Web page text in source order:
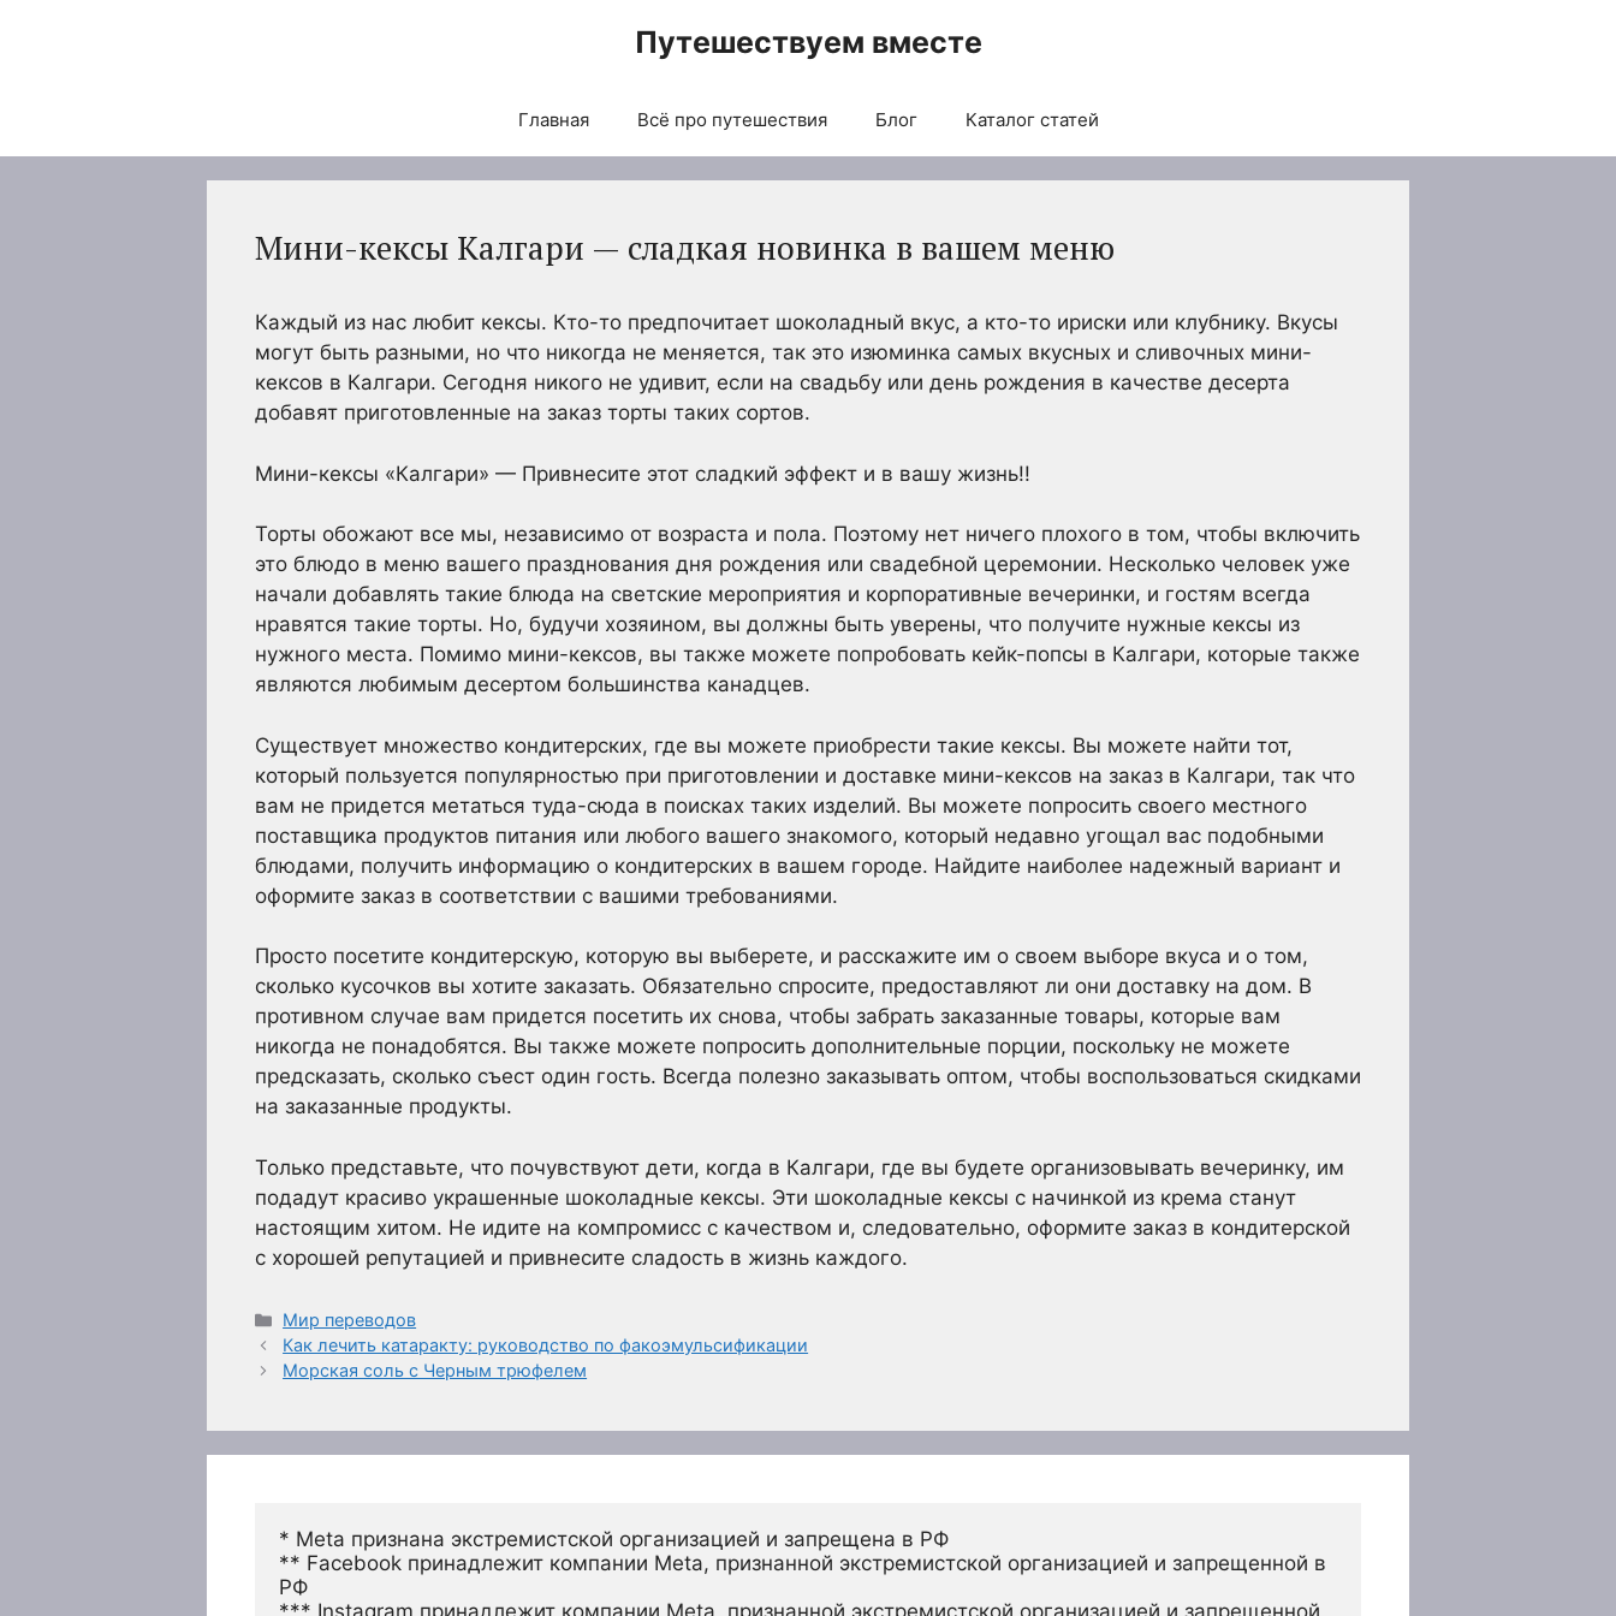
Путешествуем вместе
Главная Всё про путешествия Блог Каталог статей
Мини-кексы Калгари — сладкая новинка в вашем меню
Каждый из нас любит кексы. Кто-то предпочитает шоколадный вкус, а кто-то ириски или клубнику. Вкусы
могут быть разными, но что никогда не меняется, так это изюминка самых вкусных и сливочных мини-
кексов в Калгари. Сегодня никого не удивит, если на свадьбу или день рождения в качестве десерта
добавят приготовленные на заказ торты таких сортов.
Мини-кексы «Калгари» — Привнесите этот сладкий эффект и в вашу жизнь!!
Торты обожают все мы, независимо от возраста и пола. Поэтому нет ничего плохого в том, чтобы включить
это блюдо в меню вашего празднования дня рождения или свадебной церемонии. Несколько человек уже
начали добавлять такие блюда на светские мероприятия и корпоративные вечеринки, и гостям всегда
нравятся такие торты. Но, будучи хозяином, вы должны быть уверены, что получите нужные кексы из
нужного места. Помимо мини-кексов, вы также можете попробовать кейк-попсы в Калгари, которые также
являются любимым десертом большинства канадцев.
Существует множество кондитерских, где вы можете приобрести такие кексы. Вы можете найти тот,
который пользуется популярностью при приготовлении и доставке мини-кексов на заказ в Калгари, так что
вам не придется метаться туда-сюда в поисках таких изделий. Вы можете попросить своего местного
поставщика продуктов питания или любого вашего знакомого, который недавно угощал вас подобными
блюдами, получить информацию о кондитерских в вашем городе. Найдите наиболее надежный вариант и
оформите заказ в соответствии с вашими требованиями.
Просто посетите кондитерскую, которую вы выберете, и расскажите им о своем выборе вкуса и о том,
сколько кусочков вы хотите заказать. Обязательно спросите, предоставляют ли они доставку на дом. В
противном случае вам придется посетить их снова, чтобы забрать заказанные товары, которые вам
никогда не понадобятся. Вы также можете попросить дополнительные порции, поскольку не можете
предсказать, сколько съест один гость. Всегда полезно заказывать оптом, чтобы воспользоваться скидками
на заказанные продукты.
Только представьте, что почувствуют дети, когда в Калгари, где вы будете организовывать вечеринку, им
подадут красиво украшенные шоколадные кексы. Эти шоколадные кексы с начинкой из крема станут
настоящим хитом. Не идите на компромисс с качеством и, следовательно, оформите заказ в кондитерской
с хорошей репутацией и привнесите сладость в жизнь каждого.
Рубрики
Мир переводов
Как лечить катаракту: руководство по факоэмульсификации
Морская соль с Черным трюфелем
* Meta признана экстремистской организацией и запрещена в РФ
** Facebook принадлежит компании Meta, признанной экстремистской организацией и запрещенной в
РФ